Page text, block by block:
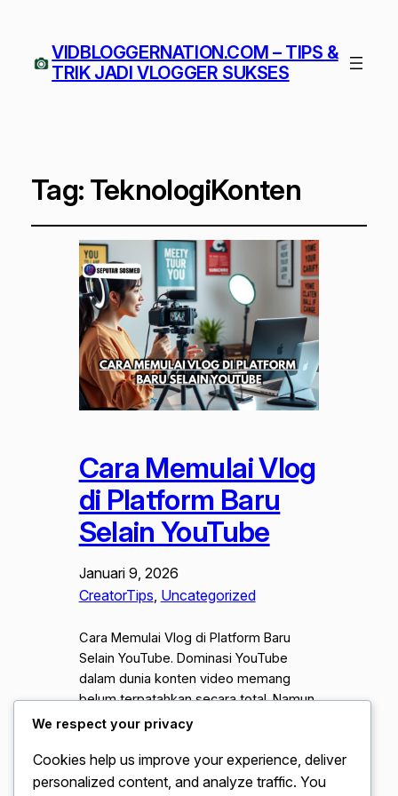
VIDBLOGGERNATION.COM – TIPS &
TRIK JADI VLOGGER SUKSES
Tag: TeknologiKonten
Cara Memulai Vlog
di Platform Baru
Selain YouTube
Januari 9, 2026
CreatorTips, Uncategorized
Cara Memulai Vlog di Platform Baru
Selain YouTube. Dominasi YouTube
dalam dunia konten video memang
belum terpatahkan secara total. Namun
lanskap digital pada tahun 2026 telah
sangat signifikan. Banyak kreator
konten kini mulai melirik berbagai
We respect your privacy
Cookies help us improve your experience, deliver
personalized content, and analyze traffic. You